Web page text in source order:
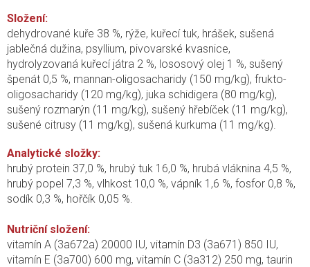
Složení:
dehydrované kuře 38 %, rýže, kuřecí tuk, hrášek, sušená
jablečná dužina, psyllium, pivovarské kvasnice,
hydrolyzovaná kuřecí játra 2 %, lososový olej 1 %, sušený
špenát 0,5 %, mannan-oligosacharidy (150 mg/kg), frukto-
oligosacharidy (120 mg/kg), juka schidigera (80 mg/kg),
sušený rozmarýn (11 mg/kg), sušený hřebíček (11 mg/kg),
sušené citrusy (11 mg/kg), sušená kurkuma (11 mg/kg).
Analytické složky:
hrubý protein 37,0 %, hrubý tuk 16,0 %, hrubá vláknina 4,5 %,
hrubý popel 7,3 %, vlhkost 10,0 %, vápník 1,6 %, fosfor 0,8 %,
sodík 0,3 %, hořčík 0,05 %.
Nutriční složení:
vitamín A (3a672a) 20000 IU, vitamín D3 (3a671) 850 IU,
vitamín E (3a700) 600 mg, vitamín C (3a312) 250 mg, taurin